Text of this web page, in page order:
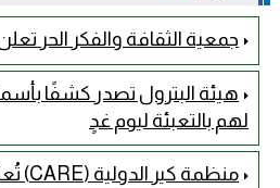
جمعية الثقافة والفكر الحر
هيئة البترول تصدر كشفًا
لهم بالتعبئة ليوم غدٍ
منظمة كير الدولية (CARE) تُعلن عن وظائف شاغرة